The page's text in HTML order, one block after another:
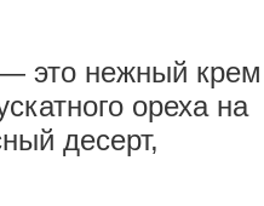
это нежный крем
ореха на
десерт,